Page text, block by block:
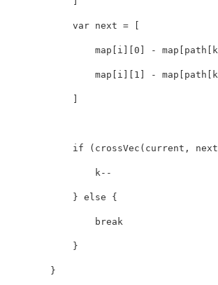
var next =
map i 0 - map path k
map i 1 - map path k
if ( crossVec ( current , next
k --
} else {
break
}
}